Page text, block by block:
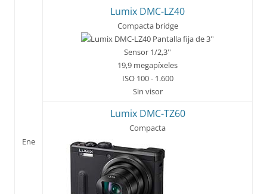
Ene
Lumix DMC-LZ40
Compacta bridge
Pantalla fija de 3''
Sensor 1/2,3''
19,9 megapíxeles
ISO 100 - 1.600
Sin visor
Lumix DMC-TZ60
Compacta